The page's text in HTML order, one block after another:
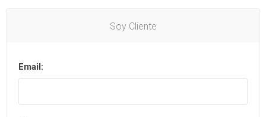
Soy Cliente
Email: